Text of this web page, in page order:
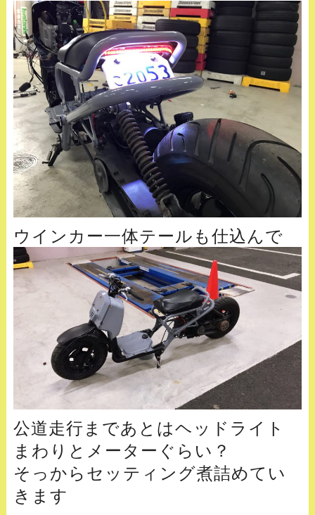
ウインカー一体テールも仕込んで
公道走行まであとはヘッドライト
まわりとメーターぐらい？
そっからセッティング煮詰めてい
きます